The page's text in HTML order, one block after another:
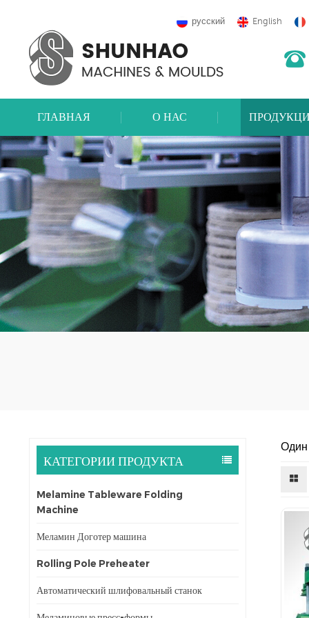
русский English
ГЛАВНАЯ О НАС
КАТЕГОРИИ ПРОДУКТА
Melamine Tableware Folding
Machine
Меламин Доготер машина
Rolling Pole Preheater
Автоматический шлифовальный станок
Один